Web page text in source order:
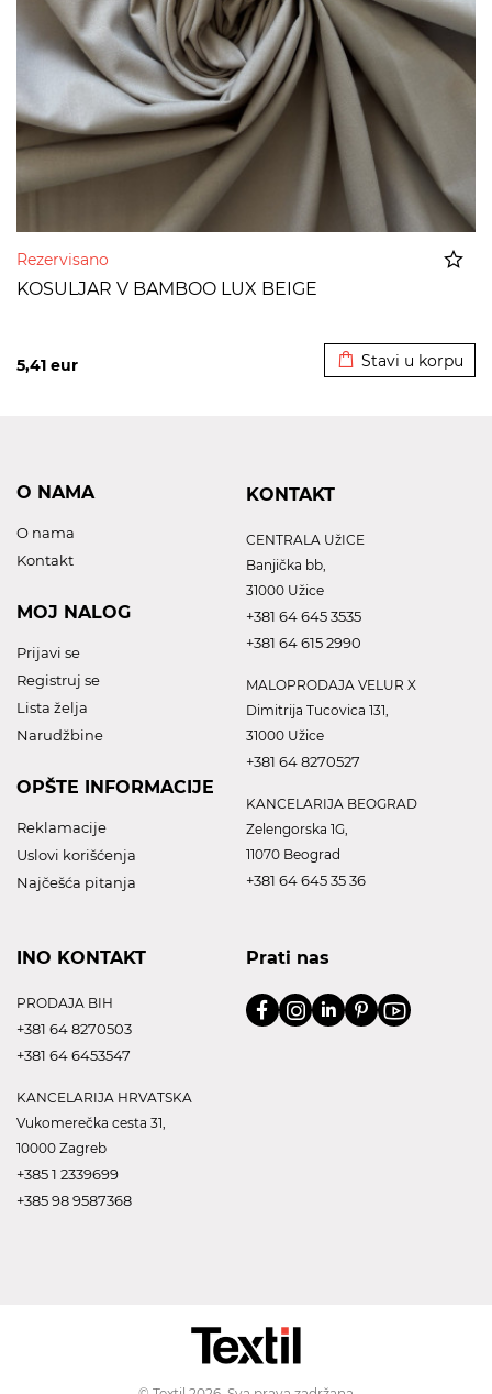
Rezervisano
KOSULJAR V BAMBOO LUX BEIGE
5,41 eur Stavi u korpu
O NAMA
O nama
Kontakt
MOJ NALOG
Prijavi se
Registruj se
Lista želja
Narudžbine
OPŠTE INFORMACIJE
Reklamacije
Uslovi korišćenja
Najčešća pitanja
KONTAKT
CENTRALA UžICE
Banjička bb,
31000 Užice
+381 64 645 3535
+381 64 615 2990
MALOPRODAJA VELUR X
Dimitrija Tucovica 131,
31000 Užice
+381 64 8270527
KANCELARIJA BEOGRAD
Zelengorska 1G,
11070 Beograd
+381 64 645 35 36
INO KONTAKT
PRODAJA BIH
+381 64 8270503
+381 64 6453547
KANCELARIJA HRVATSKA
Vukomerečka cesta 31,
10000 Zagreb
+385 1 2339699
+385 98 9587368
Prati nas